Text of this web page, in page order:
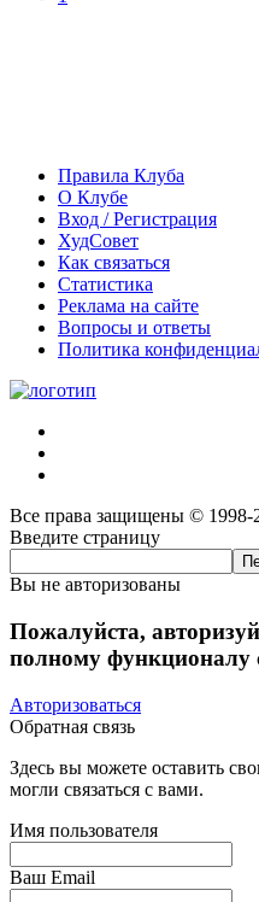
Правила Клуба
О Клубе
Вход / Регистрация
ХудСовет
Как связаться
Статистика
Реклама на сайте
Вопросы и ответы
Политика
Все права защищены © 1998-
Введите страницу
Вы не авторизованы
Пожалуйста,
полному функционалу
Авторизоваться
Обратная связь
Здесь вы можете оставить
могли связаться с вами.
Имя пользователя
Ваш Email